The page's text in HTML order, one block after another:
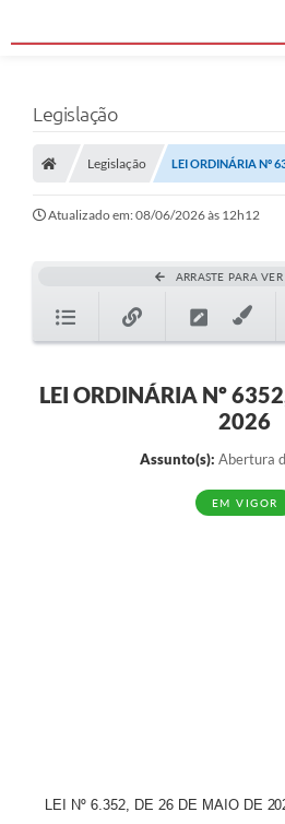
Legislação
Legislação LEI ORDINÁRIA Nº
Atualizado em: 08/06/2026 às 12h12
ARRASTE PARA
LEI ORDINÁRIA Nº
2026
Assunto(s): Abertura
EM VIGOR
LEI Nº 6.352, DE 26 DE MAIO DE